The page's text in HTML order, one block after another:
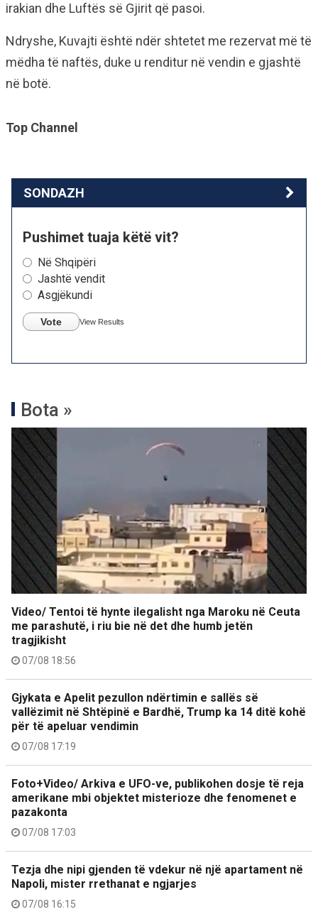
irakian dhe Luftës së Gjirit që pasoi.
Ndryshe, Kuvajti është ndër shtetet me rezervat më të
mëdha të naftës, duke u renditur në vendin e gjashtë
në botë.
Top Channel
SONDAZH
Pushimet tuaja këtë vit?
Në Shqipëri
Jashtë vendit
Asgjëkundi
Vote View Results
Bota »
Video/ Tentoi të hynte ilegalisht nga Maroku në Ceuta
me parashutë, i riu bie në det dhe humb jetën
tragjikisht
07/08 18:56
Gjykata e Apelit pezullon ndërtimin e sallës së
vallëzimit në Shtëpinë e Bardhë, Trump ka 14 ditë kohë
për të apeluar vendimin
07/08 17:19
Foto+Video/ Arkiva e UFO-ve, publikohen dosje të reja
amerikane mbi objektet misterioze dhe fenomenet e
pazakonta
07/08 17:03
Tezja dhe nipi gjenden të vdekur në një apartament në
Napoli, mister rrethanat e ngjarjes
07/08 16:15